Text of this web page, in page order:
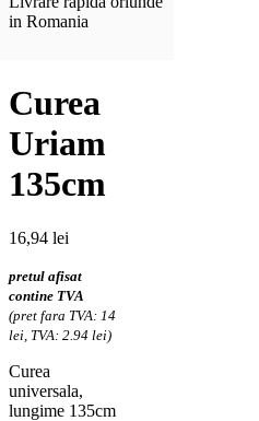
in Romania
Curea
Uriam
135cm
16,94 lei
pretul afisat
contine TVA
(pret fara TVA: 14
lei, TVA: 2.94 lei)
Curea
universala,
lungime 135cm